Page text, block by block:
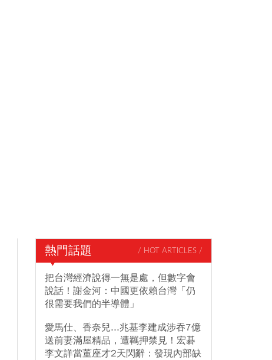
熱門話題 / HOT ARTICLES /
把台灣經濟說得一無是處，但數字會
說話！謝金河：中國更依賴台灣「仍
很需要我們的半導體」
愛馬仕、香奈兒...兆基李建成涉吞7億
送前妻滿屋精品，遭羈押禁見！宏碁
李文詳當董座才2天閃辭：發現內部缺